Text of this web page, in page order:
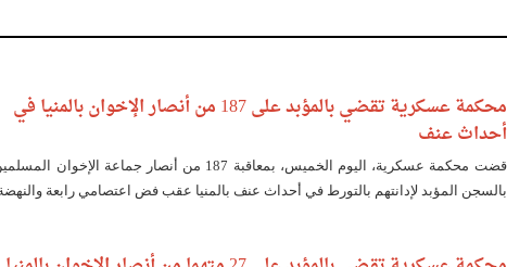
محكمة عسكرية تقضي بالمؤبد على 187 من أنصار الإخوان بالمنيا في
أحداث عنف
قضت محكمة عسكرية، اليوم الخميس، بمعاقبة 187 من أنصار جماعة الإخوان
بالسجن المؤبد لإدانتهم بالتورط في أحداث عنف بالمنيا عقب فض اعتصامي رابعة